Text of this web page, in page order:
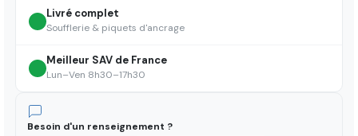
Livré complet
Soufflerie & piquets d'ancrage
Meilleur SAV de France
Lun–Ven 8h30–17h30
Besoin d'un renseignement ?